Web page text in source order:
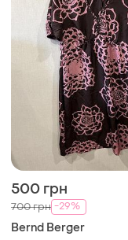
500 грн
700 грн -29%
Bernd Berger